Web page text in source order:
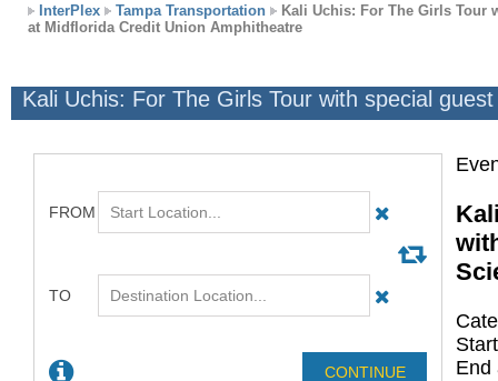
InterPlex Tampa Transportation
Kali Uchis: For The Girls Tour
at Midflorida Credit Union Amphitheatre
Kali Uchis: For The Girls Tour with special
End